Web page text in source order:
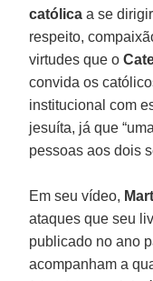
católica a se
respeito,
virtudes que o
convida os
institucional com
jesuíta, já que
pessoas aos dois
Em seu vídeo,
ataques que seu
publicado no ano
acompanham a